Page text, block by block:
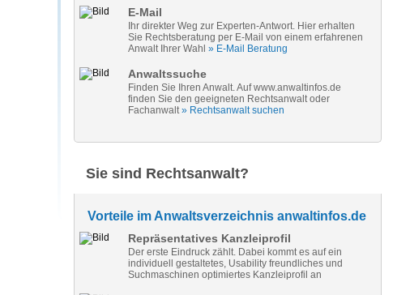
E-Mail
Ihr direkter Weg zur Experten-Antwort. Hier erhalten
Sie Rechtsberatung per E-Mail von einem erfahrenen
Anwalt Ihrer Wahl » E-Mail Beratung
Anwaltssuche
Finden Sie Ihren Anwalt. Auf www.anwaltinfos.de
finden Sie den geeigneten Rechtsanwalt oder
Fachanwalt» Rechtsanwalt suchen
Sie sind Rechtsanwalt?
Vorteile im Anwaltsverzeichnis anwaltinfos.de
Repräsentatives Kanzleiprofil
Der erste Eindruck zählt. Dabei kommt es auf ein
individuell gestaltetes, Usability freundliches und
Suchmaschinen optimiertes Kanzleiprofil an